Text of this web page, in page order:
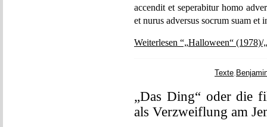
accendit et seperabitur homo
et nurus adversus socrum suam et
Weiterlesen “„Halloween“
Texte,
„Das Ding“ oder die
als Verzweiflung am